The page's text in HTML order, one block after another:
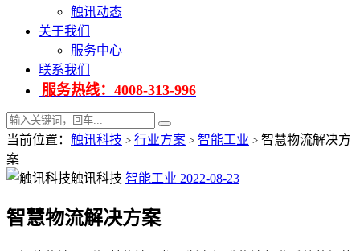
触讯动态
关于我们
服务中心
联系我们
服务热线：4008-313-996
当前位置： 触讯科技 > 行业方案 > 智能工业 > 智慧物流解决方
案
触讯科技 智能工业 2022-08-23
智慧物流解决方案